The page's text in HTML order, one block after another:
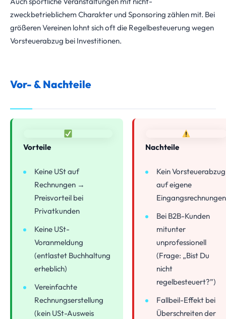
zweckbetrieblichem Charakter und Sponsoring zählen mit. Bei
größeren Vereinen lohnt sich oft die Regelbesteuerung wegen
Vorsteuerabzug bei Investitionen.
Vor- & Nachteile
Vorteile
Keine USt auf
Rechnungen →
Preisvorteil bei
Privatkunden
Keine USt-
Voranmeldung
(entlastet Buchhaltung
erheblich)
Vereinfachte
Rechnungserstellung
(kein USt-Ausweis
Nachteile
Kein Vorsteuerabzug
auf eigene
Eingangsrechnungen
Bei B2B-Kunden
mitunter
unprofessionell
(Frage: „Bist Du
nicht
regelbesteuert?”)
Fallbeil-Effekt bei
Überschreiten der